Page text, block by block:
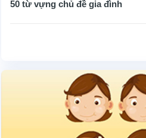
50 từ vựng chủ đề gia đình